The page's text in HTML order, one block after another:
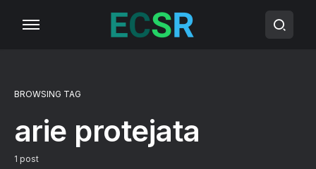
BROWSING TAG
arie protejata
1 post